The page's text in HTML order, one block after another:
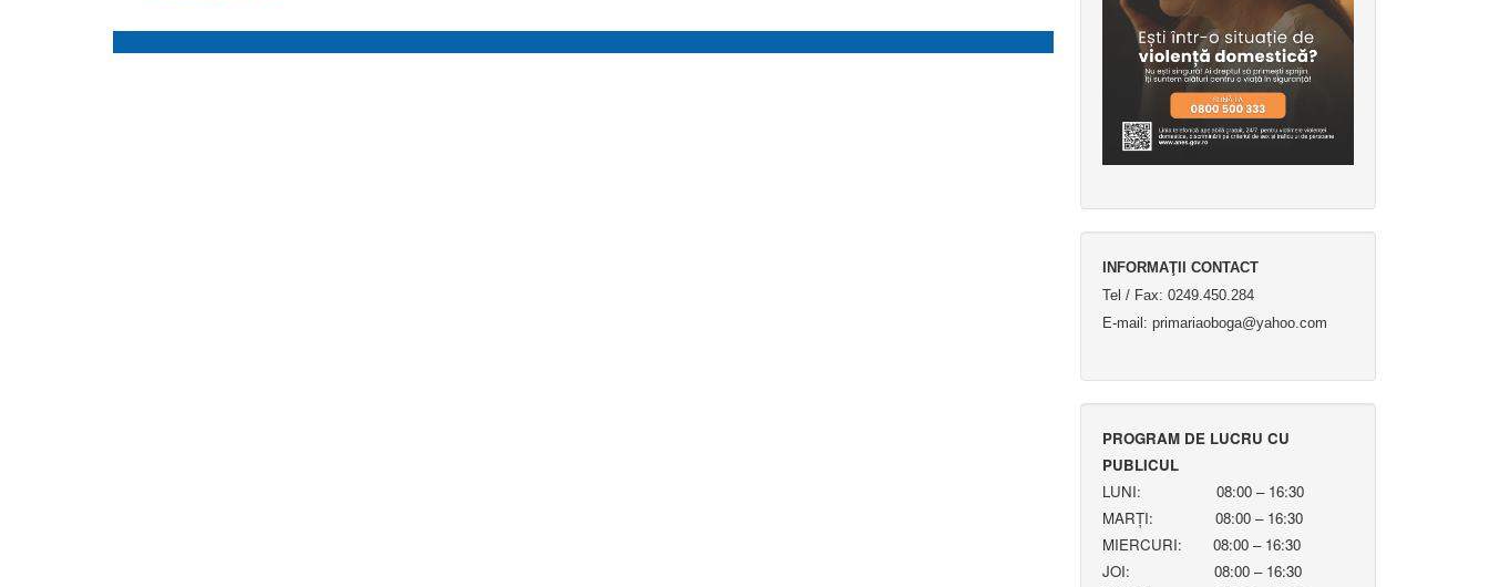
INFORMAŢII CONTACT
Tel / Fax: 0249.450.284
E-mail: primariaoboga@yahoo.com
PROGRAM DE LUCRU CU
PUBLICUL
LUNI: 08:00 – 16:30
MARȚI: 08:00 – 16:30
MIERCURI: 08:00 – 16:30
JOI: 08:00 – 16:30